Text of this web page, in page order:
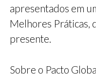
apresentados em
Melhores Práticas,
presente.
Sobre o Pacto